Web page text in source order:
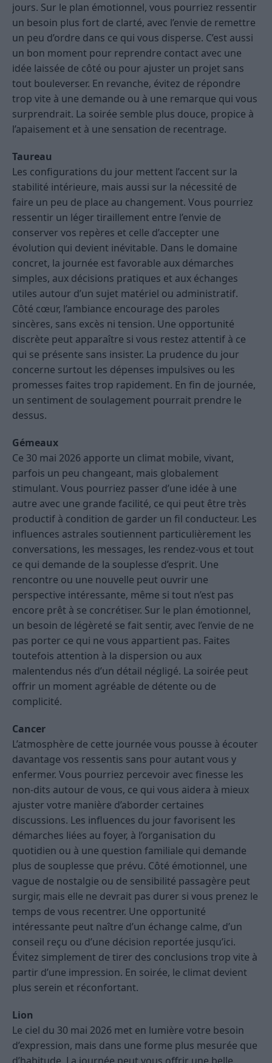
jours. Sur le plan émotionnel, vous pourriez ressentir
un besoin plus fort de clarté, avec l’envie de remettre
un peu d’ordre dans ce qui vous disperse. C’est aussi
un bon moment pour reprendre contact avec une
idée laissée de côté ou pour ajuster un projet sans
tout bouleverser. En revanche, évitez de répondre
trop vite à une demande ou à une remarque qui vous
surprendrait. La soirée semble plus douce, propice à
l’apaisement et à une sensation de recentrage.
Taureau
Les configurations du jour mettent l’accent sur la
stabilité intérieure, mais aussi sur la nécessité de
faire un peu de place au changement. Vous pourriez
ressentir un léger tiraillement entre l’envie de
conserver vos repères et celle d’accepter une
évolution qui devient inévitable. Dans le domaine
concret, la journée est favorable aux démarches
simples, aux décisions pratiques et aux échanges
utiles autour d’un sujet matériel ou administratif.
Côté cœur, l’ambiance encourage des paroles
sincères, sans excès ni tension. Une opportunité
discrète peut apparaître si vous restez attentif à ce
qui se présente sans insister. La prudence du jour
concerne surtout les dépenses impulsives ou les
promesses faites trop rapidement. En fin de journée,
un sentiment de soulagement pourrait prendre le
dessus.
Gémeaux
Ce 30 mai 2026 apporte un climat mobile, vivant,
parfois un peu changeant, mais globalement
stimulant. Vous pourriez passer d’une idée à une
autre avec une grande facilité, ce qui peut être très
productif à condition de garder un fil conducteur. Les
influences astrales soutiennent particulièrement les
conversations, les messages, les rendez-vous et tout
ce qui demande de la souplesse d’esprit. Une
rencontre ou une nouvelle peut ouvrir une
perspective intéressante, même si tout n’est pas
encore prêt à se concrétiser. Sur le plan émotionnel,
un besoin de légèreté se fait sentir, avec l’envie de ne
pas porter ce qui ne vous appartient pas. Faites
toutefois attention à la dispersion ou aux
malentendus nés d’un détail négligé. La soirée peut
offrir un moment agréable de détente ou de
complicité.
Cancer
L’atmosphère de cette journée vous pousse à écouter
davantage vos ressentis sans pour autant vous y
enfermer. Vous pourriez percevoir avec finesse les
non-dits autour de vous, ce qui vous aidera à mieux
ajuster votre manière d’aborder certaines
discussions. Les influences du jour favorisent les
démarches liées au foyer, à l’organisation du
quotidien ou à une question familiale qui demande
plus de souplesse que prévu. Côté émotionnel, une
vague de nostalgie ou de sensibilité passagère peut
surgir, mais elle ne devrait pas durer si vous prenez le
temps de vous recentrer. Une opportunité
intéressante peut naître d’un échange calme, d’un
conseil reçu ou d’une décision reportée jusqu’ici.
Évitez simplement de tirer des conclusions trop vite à
partir d’une impression. En soirée, le climat devient
plus serein et réconfortant.
Lion
Le ciel du 30 mai 2026 met en lumière votre besoin
d’expression, mais dans une forme plus mesurée que